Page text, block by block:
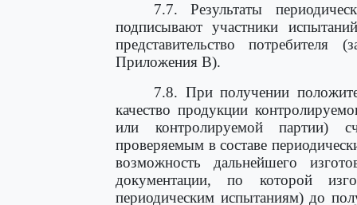
7.7. Результаты
подписывают участники
представительство
Приложения В).
7.8. При получении
качество продукции
или контролируемой партии)
проверяемым в составе
возможность дальнейшего
документации, по которой
периодическим испытаниям) до